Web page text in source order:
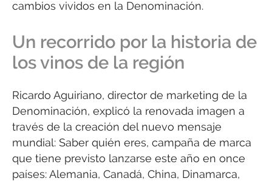
cambios vividos en la Denominación.
Un recorrido por la historia de
los vinos de la región
Ricardo Aguiriano, director de marketing de la
Denominación, explicó la renovada imagen a
través de la creación del nuevo mensaje
mundial: Saber quién eres, campaña de marca
que tiene previsto lanzarse este año en once
países: Alemania, Canadá, China, Dinamarca,